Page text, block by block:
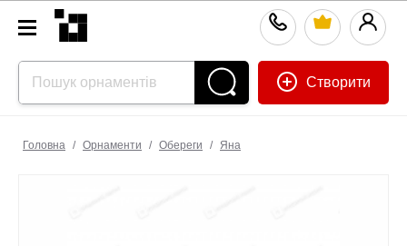
Створити
Головна / Орнаменти / Обереги / Яна